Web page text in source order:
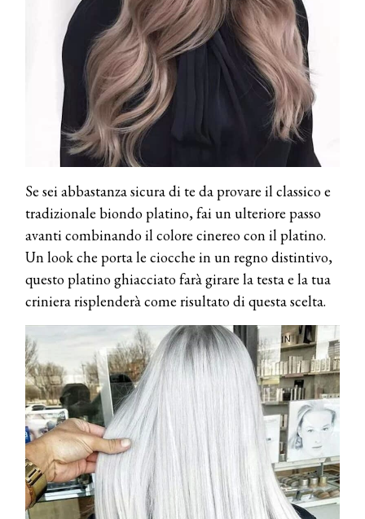
Se sei abbastanza sicura di te da provare il classico e
tradizionale biondo platino, fai un ulteriore passo
avanti combinando il colore cinereo con il platino.
Un look che porta le ciocche in un regno distintivo,
questo platino ghiacciato farà girare la testa e la tua
criniera risplenderà come risultato di questa scelta.